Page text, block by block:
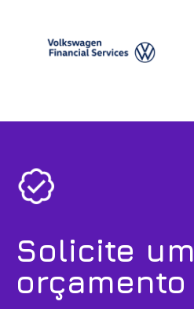
Solicite um
orçamento